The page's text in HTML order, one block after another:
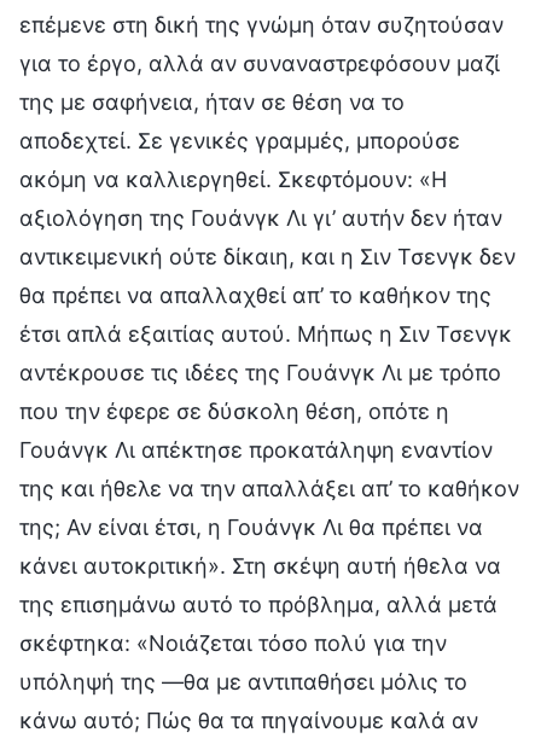
επέμενε στη δική της γνώμη όταν συζητούσαν
για το έργο, αλλά αν συναναστρεφόσουν μαζί
της με σαφήνεια, ήταν σε θέση να το
αποδεχτεί. Σε γενικές γραμμές, μπορούσε
ακόμη να καλλιεργηθεί. Σκεφτόμουν: «Η
αξιολόγηση της Γουάνγκ Λι γι’ αυτήν δεν ήταν
αντικειμενική ούτε δίκαιη, και η Σιν Τσενγκ δεν
θα πρέπει να απαλλαχθεί απ’ το καθήκον της
έτσι απλά εξαιτίας αυτού. Μήπως η Σιν Τσενγκ
αντέκρουσε τις ιδέες της Γουάνγκ Λι με τρόπο
που την έφερε σε δύσκολη θέση, οπότε η
Γουάνγκ Λι απέκτησε προκατάληψη εναντίον
της και ήθελε να την απαλλάξει απ’ το καθήκον
της; Αν είναι έτσι, η Γουάνγκ Λι θα πρέπει να
κάνει αυτοκριτική». Στη σκέψη αυτή ήθελα να
της επισημάνω αυτό το πρόβλημα, αλλά μετά
σκέφτηκα: «Νοιάζεται τόσο πολύ για την
υπόληψή της —θα με αντιπαθήσει μόλις το
κάνω αυτό; Πώς θα τα πηγαίνουμε καλά αν